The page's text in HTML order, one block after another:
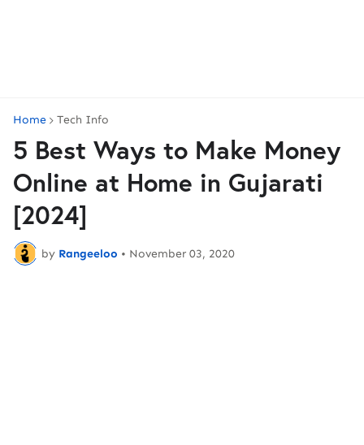
Home Tech Info
5 Best Ways to Make Money
Online at Home in Gujarati
[2024]
by Rangeeloo • November 03, 2020